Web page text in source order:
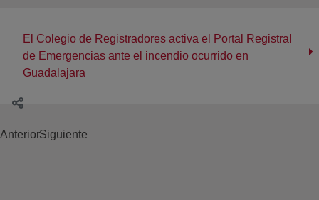
El Colegio de Registradores activa el Portal Registral
de Emergencias ante el incendio ocurrido en
Guadalajara
AnteriorSiguiente